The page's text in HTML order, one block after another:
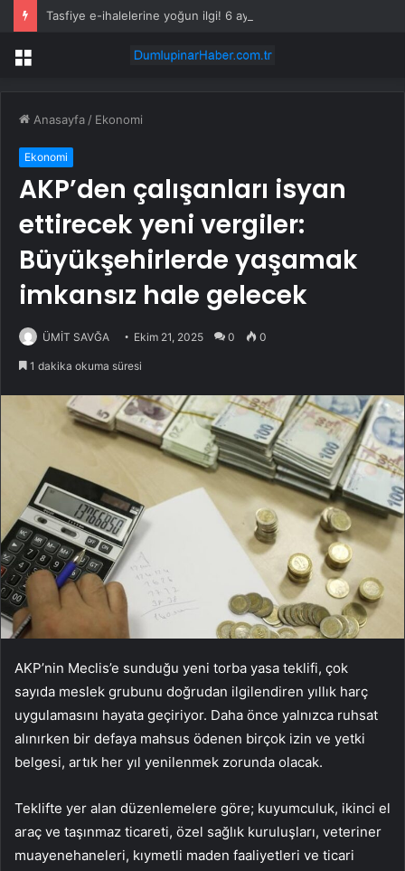
Menü
Anasayfa / Ekonomi
Ekonomi
AKP’den çalışanları isyan
ettirecek yeni vergiler:
Büyükşehirlerde yaşamak
imkansız hale gelecek
ÜMİT SAVĞA Ekim 21, 2025 0 0
1 dakika okuma süresi
AKP’nin Meclis’e sunduğu yeni torba yasa teklifi, çok
sayıda meslek grubunu doğrudan ilgilendiren yıllık harç
uygulamasını hayata geçiriyor. Daha önce yalnızca ruhsat
alınırken bir defaya mahsus ödenen birçok izin ve yetki
belgesi, artık her yıl yenilenmek zorunda olacak.
Teklifte yer alan düzenlemelere göre; kuyumculuk, ikinci el
araç ve taşınmaz ticareti, özel sağlık kuruluşları, veteriner
muayenehaneleri, kıymetli maden faaliyetleri ve ticari